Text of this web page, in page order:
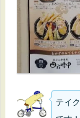
テイ